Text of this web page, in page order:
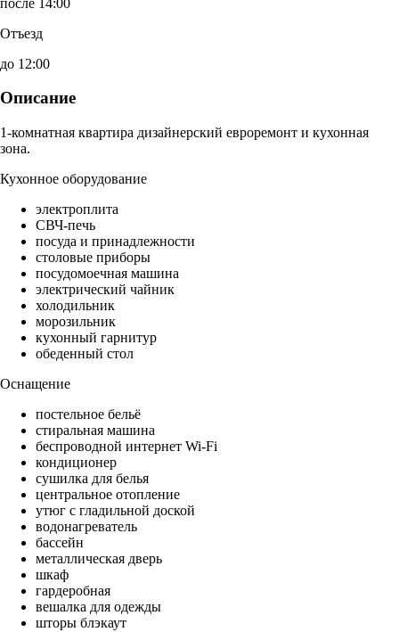
Отъезд
до 12:00
Описание
1-комнатная квартира дизайнерский евроремонт и кухонная
зона.
Кухонное оборудование
электроплита
СВЧ-печь
посуда и принадлежности
столовые приборы
посудомоечная машина
электрический чайник
холодильник
морозильник
кухонный гарнитур
обеденный стол
Оснащение
постельное бельё
стиральная машина
беспроводной интернет Wi-Fi
кондиционер
сушилка для белья
центральное отопление
утюг с гладильной доской
водонагреватель
бассейн
металлическая дверь
шкаф
гардеробная
вешалка для одежды
шторы блэкаут